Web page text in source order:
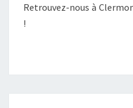
Retrouvez-nous à
!